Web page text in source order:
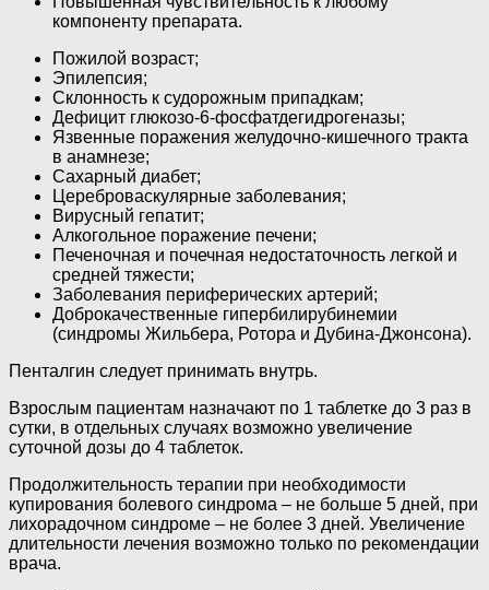
компоненту препарата.
Пожилой возраст;
Эпилепсия;
Склонность к судорожным припадкам;
Дефицит глюкозо-6-фосфатдегидрогеназы;
Язвенные поражения желудочно-кишечного тракта
в анамнезе;
Сахарный диабет;
Цереброваскулярные заболевания;
Вирусный гепатит;
Алкогольное поражение печени;
Печеночная и почечная недостаточность легкой и
средней тяжести;
Заболевания периферических артерий;
Доброкачественные гипербилирубинемии
(синдромы Жильбера, Ротора и Дубина-Джонсона).
Пенталгин следует принимать внутрь.
Взрослым пациентам назначают по 1 таблетке до 3 раз в
сутки, в отдельных случаях возможно увеличение
суточной дозы до 4 таблеток.
Продолжительность терапии при необходимости
купирования болевого синдрома – не больше 5 дней, при
лихорадочном синдроме – не более 3 дней. Увеличение
длительности лечения возможно только по рекомендации
врача.